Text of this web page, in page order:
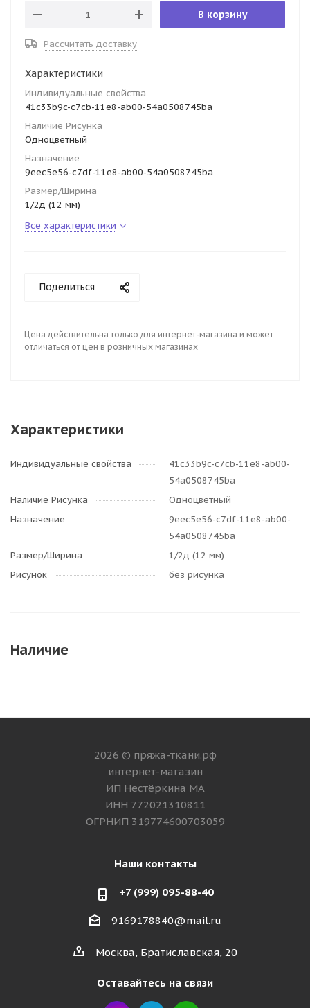
В корзину
Рассчитать доставку
Характеристики
Индивидуальные свойства
41c33b9c-c7cb-11e8-ab00-54a0508745ba
Наличие Рисунка
Одноцветный
Назначение
9eec5e56-c7df-11e8-ab00-54a0508745ba
Размер/Ширина
1/2д (12 мм)
Все характеристики
Поделиться
Цена действительна только для интернет-магазина и может
отличаться от цен в розничных магазинах
Характеристики
Индивидуальные свойства
41c33b9c-c7cb-11e8-ab00-
54a0508745ba
Наличие Рисунка
Одноцветный
Назначение
9eec5e56-c7df-11e8-ab00-
54a0508745ba
Размер/Ширина
1/2д (12 мм)
Рисунок
без рисунка
Наличие
2026 © пряжа-ткани.рф
интернет-магазин
ИП Нестёркина МА
ИНН 772021310811
ОГРНИП 319774600703059
Наши контакты
+7 (999) 095-88-40
9169178840@mail.ru
Москва, Братиславская, 20
Оставайтесь на связи